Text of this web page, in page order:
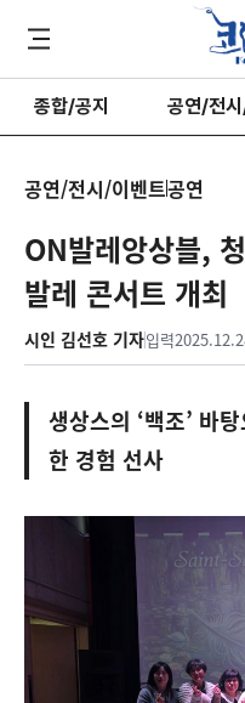
종합/공지 공연/전
공연/전시/이벤트공연
ON발레앙상블,
발레 콘서트 개최
시인 김선호 기자입력
생상스의 ‘백조’ 바
한 경험 선사